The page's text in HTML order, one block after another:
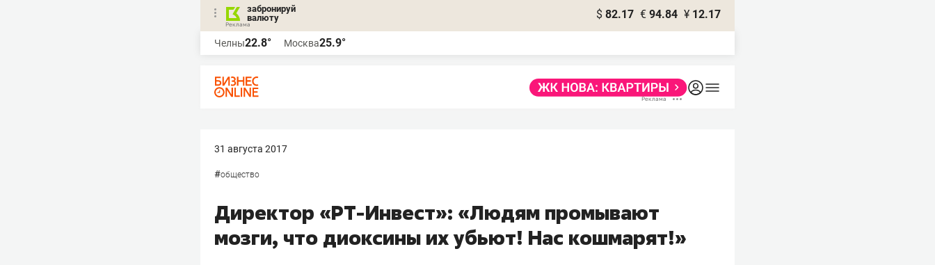
забронируй
валюту
$ 82.17 € 94.84 ¥ 12.17
Челны22.8° Москва25.9°
31 августа 2017
#общество
Директор «РТ-Инвест»: «Людям промывают
мозги, что диоксины их убьют! Наc кошмарят!»